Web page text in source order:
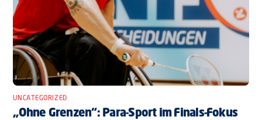
UNCATEGORIZED
„Ohne Grenzen“: Para-Sport im Finals-Fokus